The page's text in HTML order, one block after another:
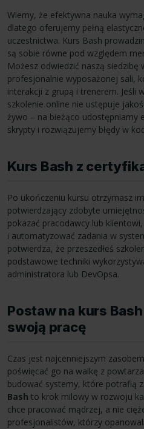
Wiemy, że efektywna nauka
dlatego oferujemy pełną
uczestnictwa. Kurs Bash
są sobie równe pod względem
Możesz odwiedzić naszą siedzibę
profesjonalnie wyposażonej sali,
interakcji z grupą i trenerem. Jeśli
szkolenie online nie ustępuje
żywo – na bieżąco udostępniamy
skrypty i rozwiązujemy błędy w
Kurs Bash z
Po ukończeniu kursu otrzymasz
potwierdzający zdobyte
pokazać pracodawcy lub
i automatyzować zadania w
potwierdza, że przeszedłeś
podstawowe techniki
administratora lub DevOpsa.
Postaw na kurs
swoją pracę
Czas jest najcenniejszym
poświęcać go na walkę z
budować systemy, które potrafią
Bash to krok milowy w rozwoju
chce pracować mądrzej, a nie
profesjonalistów, którzy